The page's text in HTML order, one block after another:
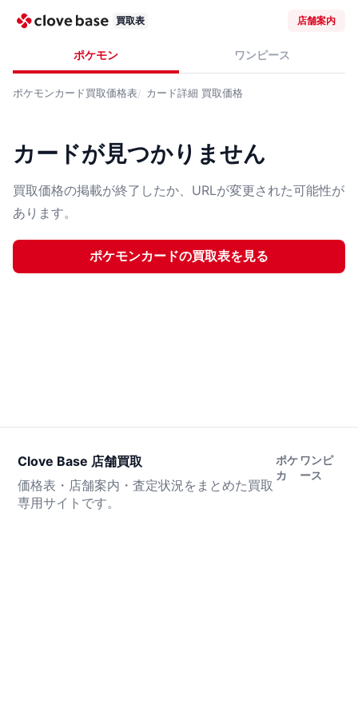
買取表 店舗案内
ポケモン ワンピース
ポケモンカード買取価格表 カード詳細 買取価格
カードが見つかりません
買取価格の掲載が終了したか、URLが変更された可能性が
あります。
ポケモンカードの買取表を見る
Clove Base 店舗買取
価格表・店舗案内・査定状況をまとめた買取
専用サイトです。
ポケ
カ
ワンピ
ース